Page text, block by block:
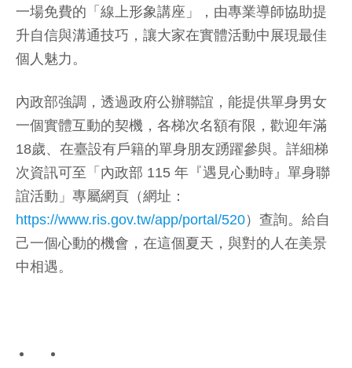
一場免費的「線上形象講座」，由專業導師協助提
升自信與溝通技巧，讓大家在實體活動中展現最佳
個人魅力。
內政部強調，透過政府公辦聯誼，能提供單身男女
一個實體互動的契機，各梯次名額有限，歡迎年滿
18歲、在臺設有戶籍的單身朋友踴躍參與。詳細梯
次資訊可至「內政部 115 年『遇見心動時』單身聯
誼活動」專屬網頁（網址：
https://www.ris.gov.tw/app/portal/520）查詢。給自
己一個心動的機會，在這個夏天，與對的人在美景
中相遇。